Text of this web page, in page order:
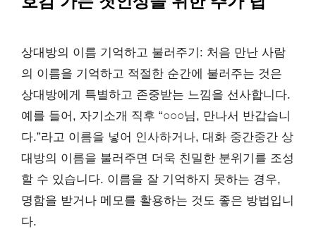
상대방의 이름 기억하고 불러주기: 처음 만난 사람
의 이름을 기억하고 적절한 순간에 불러주는 것은
상대방에게 특별하고 존중받는 느낌을 선사합니다.
예를 들어, 자기소개 직후 “○○○님, 만나서 반갑습니
다.”라고 이름을 넣어 인사하거나, 대화 중간중간 상
대방의 이름을 불러주면 더욱 친밀한 분위기를 조성
할 수 있습니다. 이름을 잘 기억하지 못하는 경우,
명함을 받거나 메모를 활용하는 것도 좋은 방법입니
다.